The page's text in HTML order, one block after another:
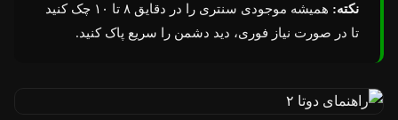
نکته:
همیشه موجودی سنتری را در دقایق ۸ تا ۱۰ چک کنید
تا در صورت نیاز فوری، دید دشمن را سریع پاک کنید.